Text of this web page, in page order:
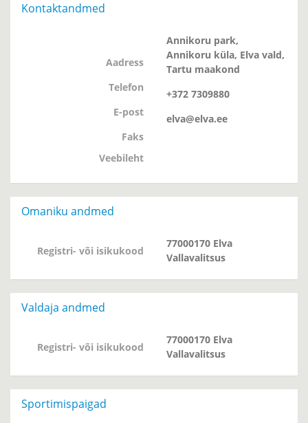
Kontaktandmed
Aadress
Annikoru park,
Annikoru küla, Elva vald,
Tartu maakond
Telefon
+372 7309880
E-post
elva@elva.ee
Faks
Veebileht
Omaniku andmed
Registri- või isikukood
77000170 Elva
Vallavalitsus
Valdaja andmed
Registri- või isikukood
77000170 Elva
Vallavalitsus
Sportimispaigad